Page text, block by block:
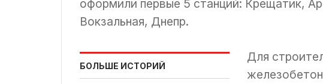
оформили первые 5 станций: Крещатик,
Вокзальная, Днепр.
БОЛЬШЕ ИСТОРИЙ
Для